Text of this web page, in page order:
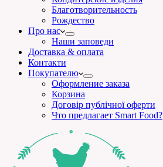
Благотворительность
Рождество
Про нас
Наши заповеди
Доставка & оплата
Контакти
Покупателю
Оформление заказа
Корзина
Договір публічної оферти
Что предлагает Smart Food?